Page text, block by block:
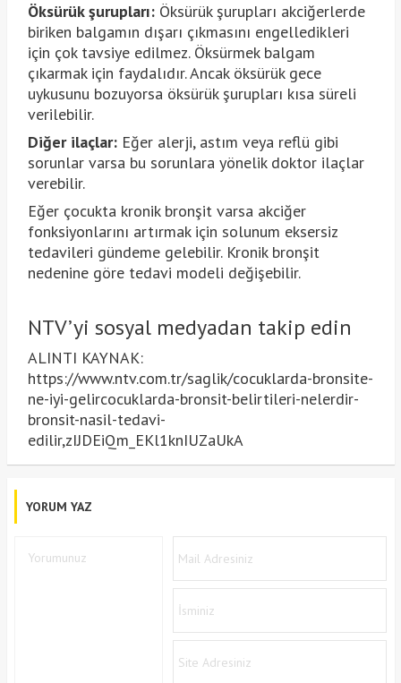
Öksürük şurupları:Öksürük şurupları akciğerlerde
biriken balgamın dışarı çıkmasını engelledikleri
için çok tavsiye edilmez. Öksürmek balgam
çıkarmak için faydalıdır. Ancak öksürük gece
uykusunu bozuyorsa öksürük şurupları kısa süreli
verilebilir.
Diğer ilaçlar: Eğer alerji, astım veya reflü gibi
sorunlar varsa bu sorunlara yönelik doktor ilaçlar
verebilir.
Eğer çocukta kronik bronşit varsa akciğer
fonksiyonlarını artırmak için solunum eksersiz
tedavileri gündeme gelebilir. Kronik bronşit
nedenine göre tedavi modeli değişebilir.
NTV’yi sosyal medyadan takip edin
ALINTI KAYNAK:
https://www.ntv.com.tr/saglik/cocuklarda-bronsite-
ne-iyi-gelircocuklarda-bronsit-belirtileri-nelerdir-
bronsit-nasil-tedavi-
edilir,zIJDEiQm_EKl1knIUZaUkA
YORUM YAZ